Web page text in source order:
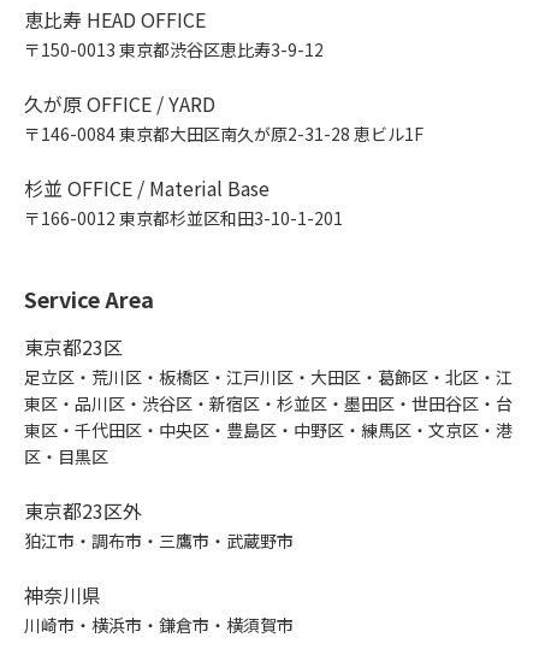
恵比寿 HEAD OFFICE
〒150-0013 東京都渋谷区恵比寿3-9-12
久が原 OFFICE / YARD
〒146-0084 東京都大田区南久が原2-31-28 恵ビル1F
杉並 OFFICE / Material Base
〒166-0012 東京都杉並区和田3-10-1-201
Service Area
東京都23区
足立区・荒川区・板橋区・江戸川区・大田区・葛飾区・北区・江
東区・品川区・渋谷区・新宿区・杉並区・墨田区・世田谷区・台
東区・千代田区・中央区・豊島区・中野区・練馬区・文京区・港
区・目黒区
東京都23区外
狛江市・調布市・三鷹市・武蔵野市
神奈川県
川崎市・横浜市・鎌倉市・横須賀市